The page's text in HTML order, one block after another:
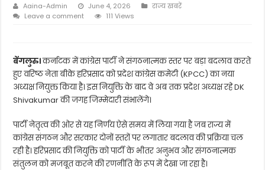
Aaina-Admin June 4, 2026
राज्य खबरें
Leave a comment
111 Views
बेंगलुरु।कर्नाटक में कांग्रेस पार्टी ने संगठनात्मक स्तर पर बड़ा बदलाव करते
हुए वरिष्ठ नेता बीके हरिप्रसाद को प्रदेश कांग्रेस कमेटी (KPCC) का नया
अध्यक्ष नियुक्त किया है। इस नियुक्ति के बाद वे अब तक प्रदेश अध्यक्ष रहेDK
Shivakumarकी जगह जिम्मेदारी संभालेंगे।
पार्टी नेतृत्व की ओर से यह निर्णय ऐसे समय में लिया गया है जब राज्य में
कांग्रेस संगठन और सरकार दोनों स्तरों पर लगातार बदलाव की प्रक्रिया चल
रही है। हरिप्रसाद की नियुक्ति को पार्टी के भीतर अनुभव और संगठनात्मक
संतुलन को मजबूत करने की रणनीति के रूप में देखा जा रहा है।